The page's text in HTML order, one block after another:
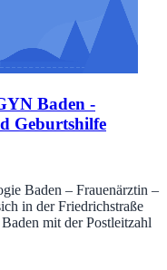
Baden -
Geburtshilfe
Baden – Frauenärztin –
in der Friedrichstraße
mit der Postleitzahl